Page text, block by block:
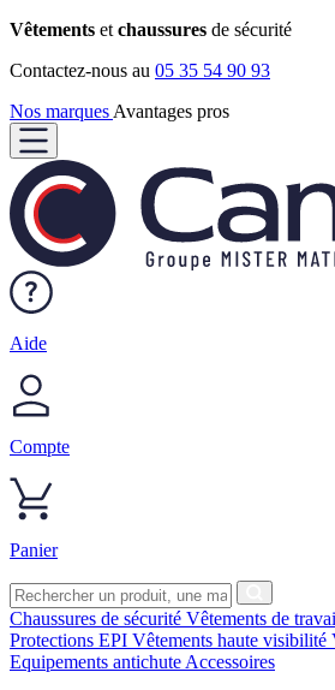
Vêtements et chaussures de sécurité
Contactez-nous au 05 35 54 90 93
Nos marques Avantages pros
Aide
Compte
Panier
Chaussures de sécurité Vêtements de
Protections EPI Vêtements haute visibilité
Equipements antichute Accessoires